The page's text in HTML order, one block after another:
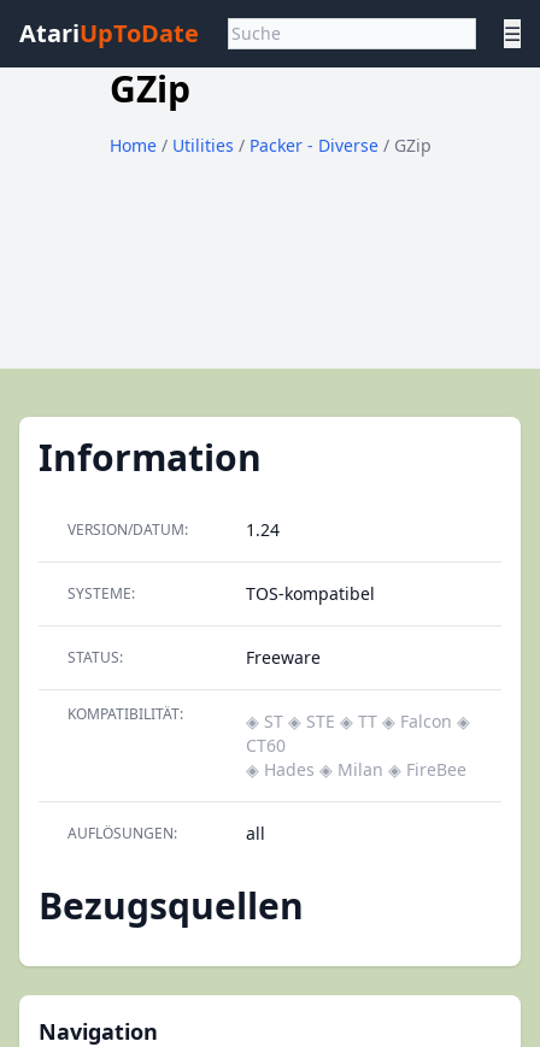
AtariUpToDate ☰
GZip
Home/ Utilities / Packer - Diverse / GZip
Navigation
Information
VERSION/DATUM: 1.24
SYSTEME: TOS-kompatibel
STATUS: Freeware
KOMPATIBILITÄT: ◈ ST ◈ STE ◈ TT ◈ Falcon ◈
CT60
◈ Hades ◈ Milan ◈ FireBee
AUFLÖSUNGEN: all
Bezugsquellen